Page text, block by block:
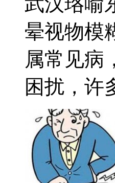
晕视物模
属常见病
困扰，许